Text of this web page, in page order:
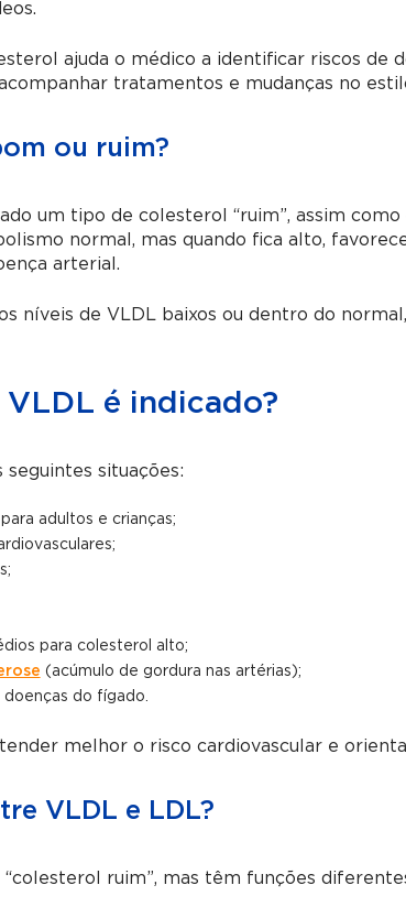
ajuda o médico a identificar riscos de
tratamentos e mudanças no
ou ruim?
um tipo de colesterol “ruim”, assim como
normal, mas quando fica alto,
arterial.
níveis de VLDL baixos ou dentro do
é indicado?
seguintes situações:
adultos e crianças;
para colesterol alto;
(acúmulo de gordura nas artérias);
do fígado.
melhor o risco cardiovascular e
VLDL e LDL?
ruim”, mas têm funções